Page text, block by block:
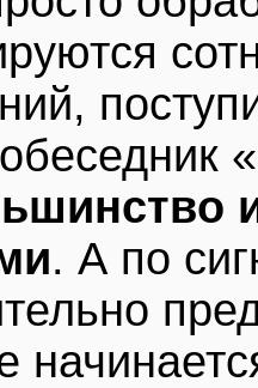
. А по